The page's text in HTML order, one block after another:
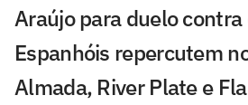
Araújo para duelo contra
Espanhóis repercutem
Almada, River Plate e